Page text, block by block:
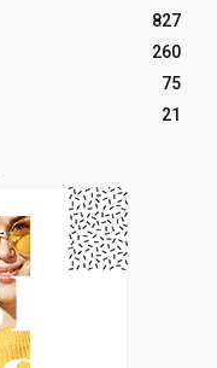
827
260
75
21